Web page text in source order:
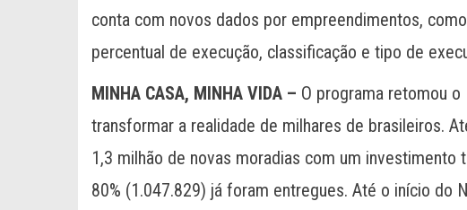
conta com novos dados por empreendimentos,
percentual de execução, classificação e tipo de
MINHA CASA, MINHA VIDA – O programa retomou o
transformar a realidade de milhares de brasileiros.
1,3 milhão de novas moradias com um investimento
80% (1.047.829) já foram entregues. Até o início do